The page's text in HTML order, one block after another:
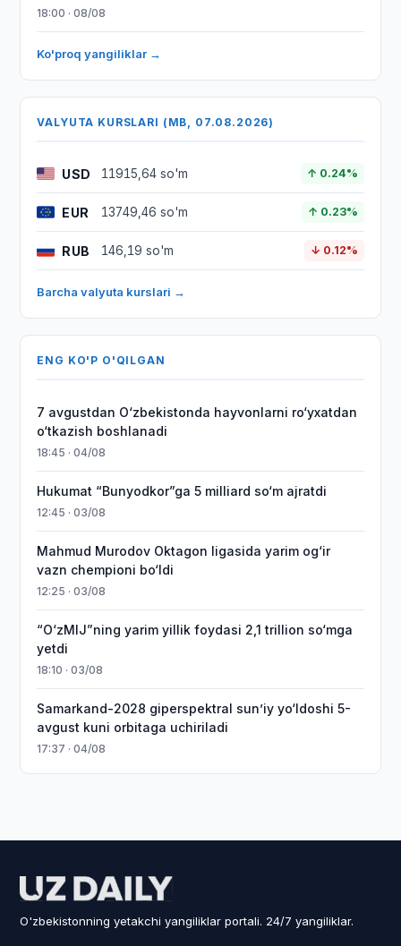
18:00 · 08/08
Ko'proq yangiliklar →
VALYUTA KURSLARI (MB, 07.08.2026)
USD 11915,64 so'm ↑ 0.24%
EUR 13749,46 so'm ↑ 0.23%
RUB 146,19 so'm ↓ 0.12%
Barcha valyuta kurslari →
ENG KO'P O'QILGAN
7 avgustdan O‘zbekistonda hayvonlarni ro‘yxatdan
o‘tkazish boshlanadi
18:45 · 04/08
Hukumat “Bunyodkor”ga 5 milliard so‘m ajratdi
12:45 · 03/08
Mahmud Murodov Oktagon ligasida yarim og‘ir
vazn chempioni bo‘ldi
12:25 · 03/08
“O‘zMIJ”ning yarim yillik foydasi 2,1 trillion so‘mga
yetdi
18:10 · 03/08
Samarkand-2028 giperspektral sun’iy yo‘ldoshi 5-
avgust kuni orbitaga uchiriladi
17:37 · 04/08
O'zbekistonning yetakchi yangiliklar portali. 24/7 yangiliklar.